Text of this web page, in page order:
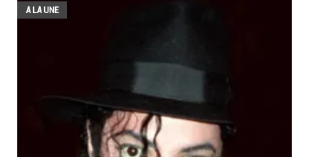
A LA UNE